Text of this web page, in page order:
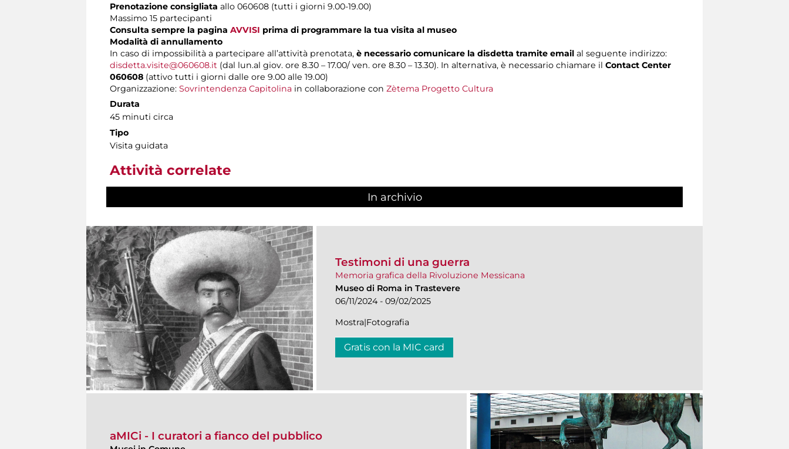
Prenotazione consigliata allo 060608 (tutti i giorni 9.00-19.00)
Massimo 15 partecipanti
Consulta sempre la pagina AVVISI prima di programmare la tua visita al museo
Modalità di annullamento
In caso di impossibilità a partecipare all’attività prenotata, è necessario comunicare la disdetta tramite email al seguente indirizzo:
disdetta.visite@060608.it (dal lun.al giov. ore 8.30 – 17.00/ ven. ore 8.30 – 13.30). In alternativa, è necessario chiamare il Contact Center
060608 (attivo tutti i giorni dalle ore 9.00 alle 19.00)
Organizzazione: Sovrintendenza Capitolina in collaborazione con Zètema Progetto Cultura
Durata
45 minuti circa
Tipo
Visita guidata
Attività correlate
In archivio
Testimoni di una guerra
Memoria grafica della Rivoluzione Messicana
Museo di Roma in Trastevere
06/11/2024 - 09/02/2025
Mostra|Fotografia
Gratis con la MIC card
aMICi - I curatori a fianco del pubblico